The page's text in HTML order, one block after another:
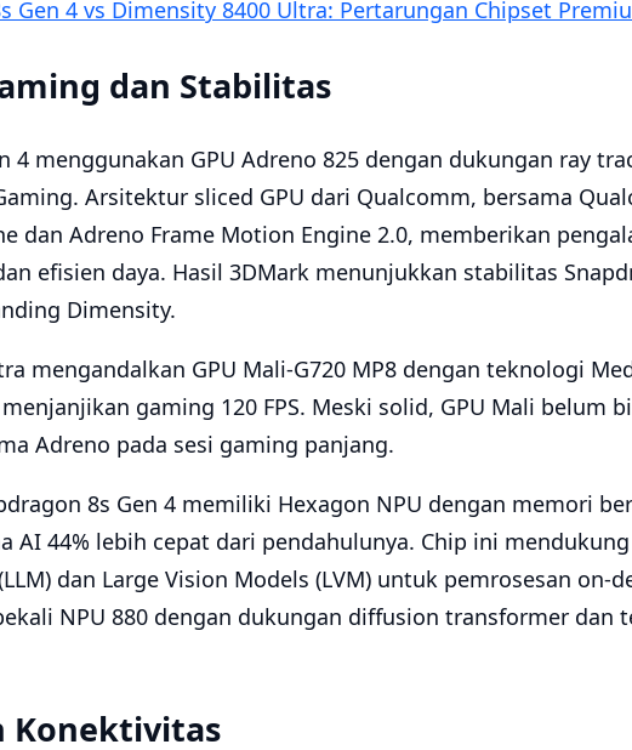
Gen 4 vs Dimensity 8400 Ultra: Pertarungan Chipset
dan Stabilitas
4 menggunakan GPU Adreno 825 dengan dukungan ray
Arsitektur sliced GPU dari Qualcomm, bersama
dan Adreno Frame Motion Engine 2.0, memberikan
efisien daya. Hasil 3DMark menunjukkan stabilitas
Dimensity.
mengandalkan GPU Mali-G720 MP8 dengan teknologi
gaming 120 FPS. Meski solid, GPU Mali belum
Adreno pada sesi gaming panjang.
8s Gen 4 memiliki Hexagon NPU dengan memori
AI 44% lebih cepat dari pendahulunya. Chip ini
dan Large Vision Models (LVM) untuk pemrosesan on-
NPU 880 dengan dukungan diffusion transformer dan
Konektivitas